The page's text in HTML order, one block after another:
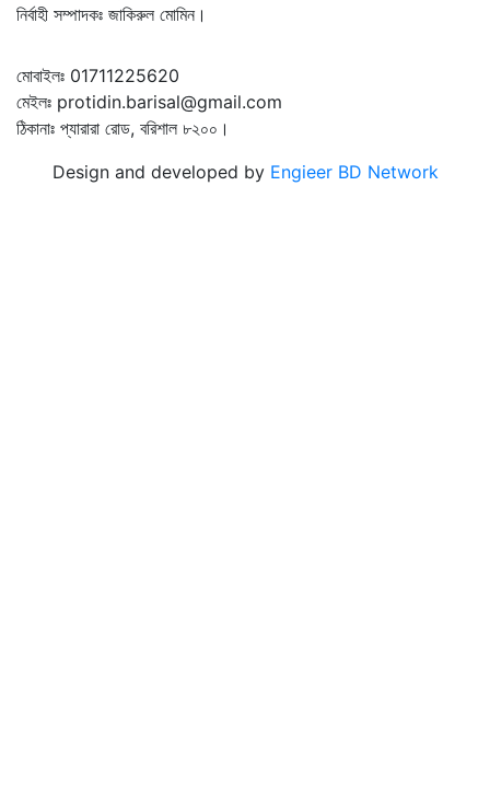
নির্বাহী সম্পাদকঃ জাকিরুল মোমিন।
মোবাইলঃ 01711225620
মেইলঃ protidin.barisal@gmail.com
ঠিকানাঃ প্যারারা রোড, বরিশাল ৮২০০।
Design and developed by Engieer BD Network